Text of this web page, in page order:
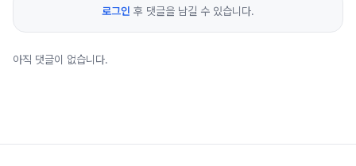
로그인 후 댓글을 남길 수 있습니다.
아직 댓글이 없습니다.